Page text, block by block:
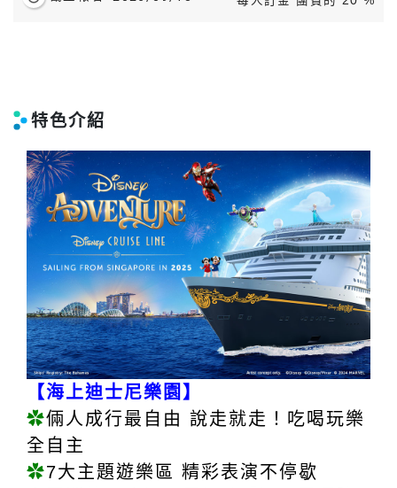
特色介紹
【海上迪士尼樂園】
✿倆人成行最自由 說走就走！吃喝玩樂
全自主
✿7大主題遊樂區 精彩表演不停歇